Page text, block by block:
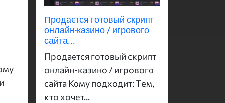
Продается готовый скрипт
онлайн-казино / игрового
сайта...
Продается готовый скрипт
онлайн-казино / игрового
сайта Кому подходит: Тем,
кто хочет...